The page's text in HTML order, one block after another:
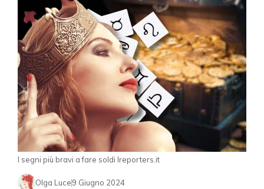
I segni più bravi a fare soldi Ireporters.it
Olga Luce9 Giugno 2024